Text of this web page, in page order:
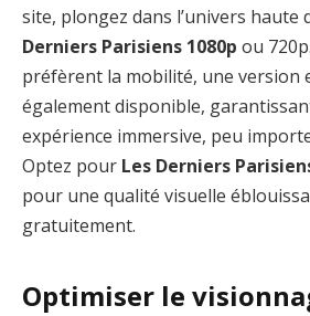
site, plongez dans l’univers haute
Derniers Parisiens 1080p ou
préfèrent la mobilité, une version
également disponible,
expérience immersive, peu
Optez pour Les Derniers
pour une qualité visuelle
gratuitement.
Optimiser le